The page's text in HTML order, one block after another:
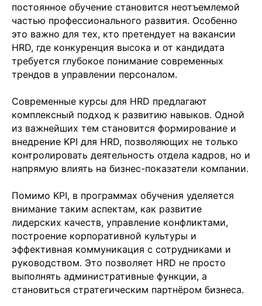
постоянное обучение становится неотъемлемой
частью профессионального развития. Особенно
это важно для тех, кто претендует на вакансии
HRD, где конкуренция высока и от кандидата
требуется глубокое понимание современных
трендов в управлении персоналом.
Современные курсы для HRD предлагают
комплексный подход к развитию навыков. Одной
из важнейших тем становится формирование и
внедрение KPI для HRD, позволяющих не только
контролировать деятельность отдела кадров, но и
напрямую влиять на бизнес-показатели компании.
Помимо KPI, в программах обучения уделяется
внимание таким аспектам, как развитие
лидерских качеств, управление конфликтами,
построение корпоративной культуры и
эффективная коммуникация с сотрудниками и
руководством. Это позволяет HRD не просто
выполнять административные функции, а
становиться стратегическим партнёром бизнеса.